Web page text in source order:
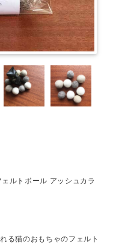
ルトボール アッシュカラ
る猫のおもちゃのフェルト